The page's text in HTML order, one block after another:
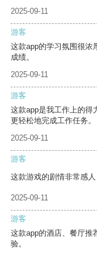
2025-09-11
游客
这款app的学习氛围很浓
成绩。
2025-09-11
游客
这款app是我工作上的得
更轻松地完成工作任务。
2025-09-11
游客
这款游戏的剧情非常感人
2025-09-11
游客
这款app的酒店、餐厅推
验。